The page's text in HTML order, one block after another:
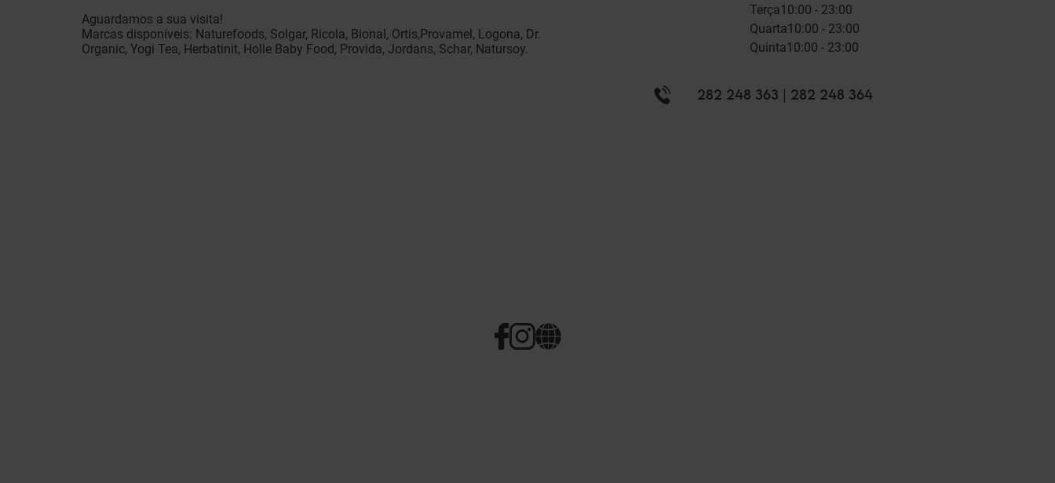
Terça10:00 - 23:00
Quarta10:00 - 23:00
Quinta10:00 - 23:00
282 248 363 | 282 248 364
Aguardamos a sua visita!
Marcas disponíveis: Naturefoods, Solgar, Ricola, Bional, Ortis,Provamel, Logona, Dr.
Organic, Yogi Tea, Herbatinit, Holle Baby Food, Provida, Jordans, Schar, Natursoy.